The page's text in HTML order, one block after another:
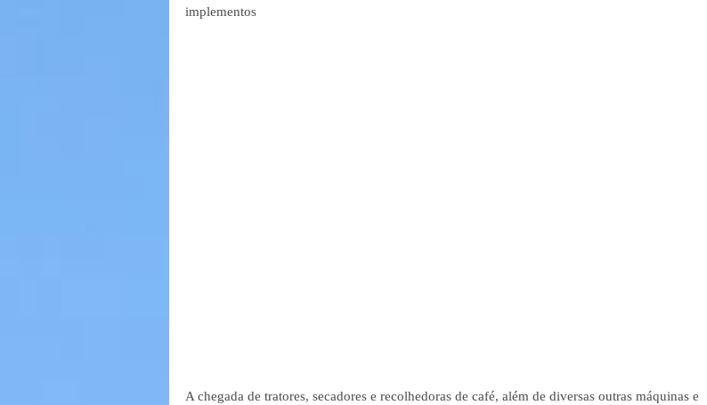
implementos
A chegada de tratores, secadores e recolhedoras de café, além de diversas outras máquinas e